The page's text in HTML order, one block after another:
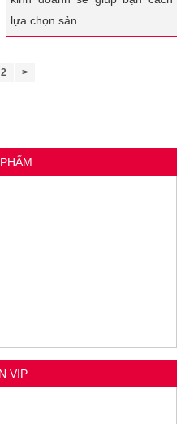
lựa chọn sản...
2 >
VIP